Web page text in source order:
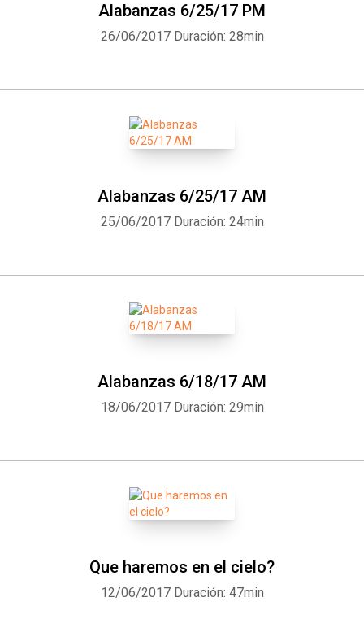
Alabanzas 6/25/17 PM
26/06/2017 Duración: 28min
Alabanzas 6/25/17 AM
25/06/2017 Duración: 24min
Alabanzas 6/18/17 AM
18/06/2017 Duración: 29min
Que haremos en el cielo?
12/06/2017 Duración: 47min